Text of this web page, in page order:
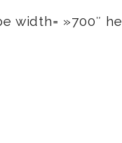
width= »700″